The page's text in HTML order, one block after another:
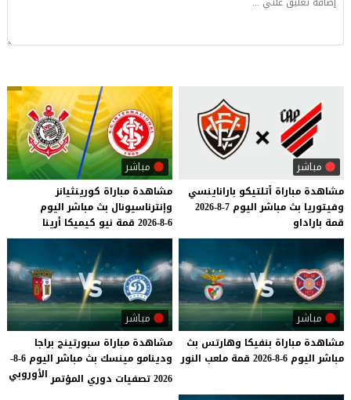
مباشر
مشاهدة مباراة أتلتيكو باراناينسي
وفيتوريا بث مباشر اليوم 7-8-2026
قمة باراداو
مباشر
مشاهدة مباراة كورينثيانز
وإنترناسيونال بث مباشر اليوم
6-8-2026
قمة نيو كيميكا أرينا
مباشر
مشاهدة مباراة بنفيكا وهارتس بث
مباشر اليوم 6-8-2026 قمة ملعب النور
مباشر
مشاهدة مباراة سبورتينج براجا
ودينامو مينسك بث مباشر اليوم 6-8-
2026 تصفيات دوري المؤتمر
الأوروبي